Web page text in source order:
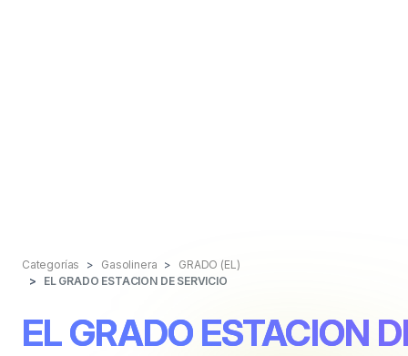
Categorías Gasolinera
GRADO (EL)
EL GRADO ESTACION DE SERVICIO
EL GRADO ESTACION